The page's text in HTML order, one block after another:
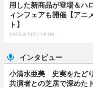
用した新商品が登場＆ハ
ィンフェアも開催【アニ
ト】
2026.8.9(日) 19:00
インタビュー
小清水亜美 史実をたどり
共演者との芝居で深めた